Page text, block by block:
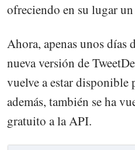
ofreciendo en su lugar
Ahora, apenas unos días
nueva versión de
vuelve a estar disponible
además, también se ha
gratuito a la API.